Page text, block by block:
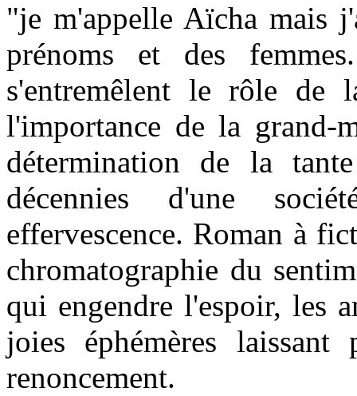
"je m'appelle Aïcha mais
prénoms et des
s'entremêlent le rôle de
l'importance de la grand-
détermination de la
décennies d'une
effervescence. Roman à
chromatographie du
qui engendre l'espoir, les
joies éphémères
renoncement.